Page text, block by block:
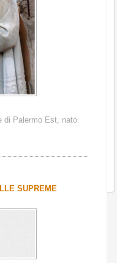
Palermo Est, nato
SUPREME